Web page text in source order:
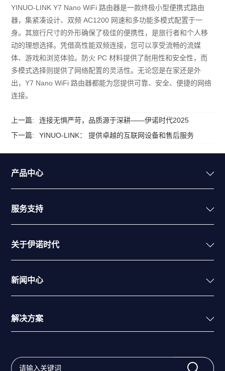
YINUO-LINK Y7 Nano WiFi 路由器是一款终极小型便携式路由
器，集紧凑设计、双频 AC1200 网速和多功能多模式配置于一
身。其旅行尺寸的外形确保了极佳的便携性，是旅行者和个人移
动的理想选择。凭借高性能双频连接，您可以享受流畅的流媒
体、游戏和浏览体验。防火 PC 材料提供了耐用性和安全性，而
多模式选择则提供了网络配置的灵活性。无论您是在家还是外
出，Y7 Nano WiFi 路由器都能为您提供可靠、安全、便捷的网络
连接。
上一篇:
连接无惧严苛，品质源于深耕——伊诺时代2025
下一篇:
YINUO-LINK： 提供卓越的互联网设备和售后服务
产品中心
服务支持
关于伊诺时代
新闻中心
解决方案